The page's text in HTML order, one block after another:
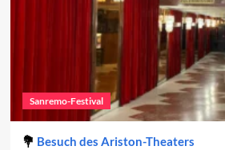
Sanremo-Festival
Besuch des Ariston-Theaters